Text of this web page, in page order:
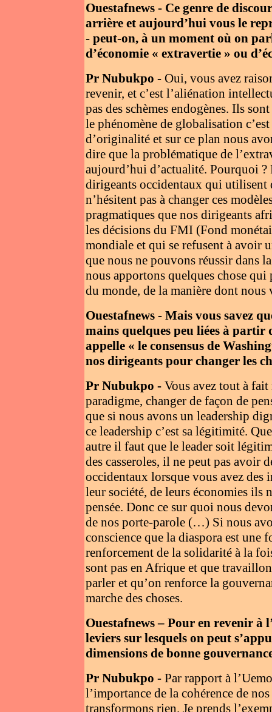
Ouestafnews - Ce genre de
arrière et aujourd’hui vous le
- peut-on, à un moment où on
d’économie « extravertie » ou
Pr Nubukpo - Oui, vous avez
revenir, et c’est l’aliénation
pas des schèmes endogènes. Ils
le phénomène de globalisation
d’originalité et sur ce plan nous
dire que la problématique de
aujourd’hui d’actualité. Pourquoi ?
dirigeants occidentaux qui utilisent
n’hésitent pas à changer ces
pragmatiques que nos dirigeants
les décisions du FMI (Fond
mondiale et qui se refusent à avoir
que nous ne pouvons réussir dans
nous apportons quelques chose
du monde, de la manière dont nous
Ouestafnews - Mais vous savez
mains quelques peu liées à partir
appelle « le consensus de
nos dirigeants pour changer les
Pr Nubukpo - Vous avez tout à
paradigme, changer de façon de
que si nous avons un leadership
ce leadership c’est sa légitimité.
autre il faut que le leader soit
des casseroles, il ne peut pas avoir
occidentaux lorsque vous avez des
leur société, de leurs économies ils
pensée. Donc ce sur quoi nous
de nos porte-parole (…) Si nous
conscience que la diaspora est une
renforcement de la solidarité à la
sont pas en Afrique et que
parler et qu’on renforce la
marche des choses.
Ouestafnews – Pour en revenir à
leviers sur lesquels on peut
dimensions de bonne
Pr Nubukpo - Par rapport à
l’importance de la cohérence de
transformons rien. Je prends